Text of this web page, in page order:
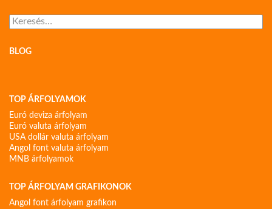
Keresés:
BLOG
TOP ÁRFOLYAMOK
Euró deviza árfolyam
Euró valuta árfolyam
USA dollár valuta árfolyam
Angol font valuta árfolyam
MNB árfolyamok
TOP ÁRFOLYAM GRAFIKONOK
Angol font árfolyam grafikon